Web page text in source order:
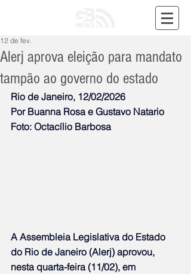
Alerj aprova eleição para mandato
tampão ao governo do estado
12 de fev.
Rio de Janeiro, 12/02/2026
Por Buanna Rosa e Gustavo Natario
Foto: Octacílio Barbosa
A Assembleia Legislativa do Estado
do Rio de Janeiro (Alerj) aprovou,
nesta quarta-feira (11/02), em